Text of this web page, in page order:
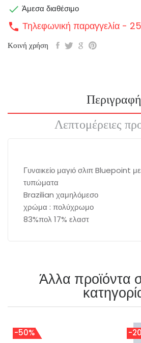
 Άμεσα διαθέσιμο
call Τηλεφωνική παραγγελία -
Κοινή χρήση
Περιγραφή
Λεπτομέρειες
Γυναικείο μαγιό σλιπ Bluepoint
τυπώματα
Brazilian χαμηλόμεσο
χρώμα : πολύχρωμο
83%πολ 17% ελαστ
Άλλα προϊόντα
-50% -